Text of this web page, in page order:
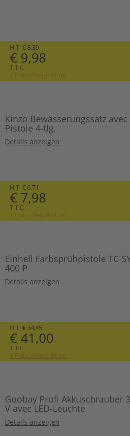
H.T. € 8,39
€ 9,98
T.T.C
+ Frais d’expédition
Kinzo Bewässerungssatz avec
Pistole 4-tlg.
Details anzeigen
H.T. € 6,71
€ 7,98
T.T.C
+ Frais d’expédition
Einhell Farbsprühpistole TC-
400 P
Details anzeigen
H.T. € 34,45
€ 41,00
T.T.C
+ Frais d’expédition
Goobay Profi Akkuschrauber
V avec LED-Leuchte
Details anzeigen